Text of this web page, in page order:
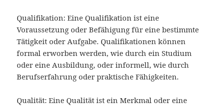
Qualifikation: Eine Qualifikation ist eine
Voraussetzung oder Befähigung für eine bestimmte
Tätigkeit oder Aufgabe. Qualifikationen können
formal erworben werden, wie durch ein Studium
oder eine Ausbildung, oder informell, wie durch
Berufserfahrung oder praktische Fähigkeiten.
Qualität: Eine Qualität ist ein Merkmal oder eine